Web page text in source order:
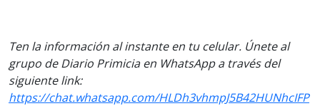
Ten la información al instante en tu celular. Únete al
grupo de Diario Primicia en WhatsApp a través del
siguiente link:
https://chat.whatsapp.com/HLDh3vhmpJ5B42HUNhcIFP